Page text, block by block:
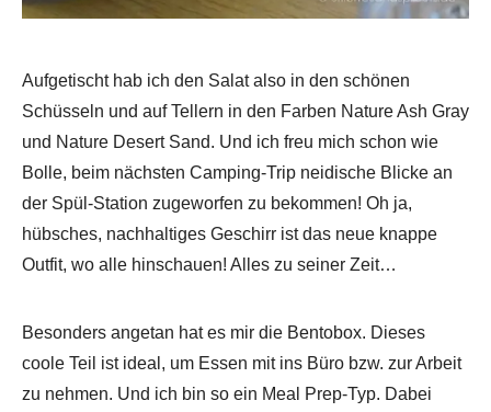
Aufgetischt hab ich den Salat also in den schönen
Schüsseln und auf Tellern in den Farben Nature Ash Gray
und Nature Desert Sand. Und ich freu mich schon wie
Bolle, beim nächsten Camping-Trip neidische Blicke an
der Spül-Station zugeworfen zu bekommen! Oh ja,
hübsches, nachhaltiges Geschirr ist das neue knappe
Outfit, wo alle hinschauen! Alles zu seiner Zeit…
Besonders angetan hat es mir die Bentobox. Dieses
coole Teil ist ideal, um Essen mit ins Büro bzw. zur Arbeit
zu nehmen. Und ich bin so ein Meal Prep-Typ. Dabei